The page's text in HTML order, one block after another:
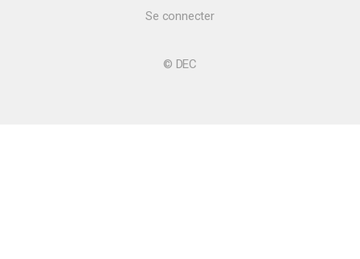
Se connecter
© DEC